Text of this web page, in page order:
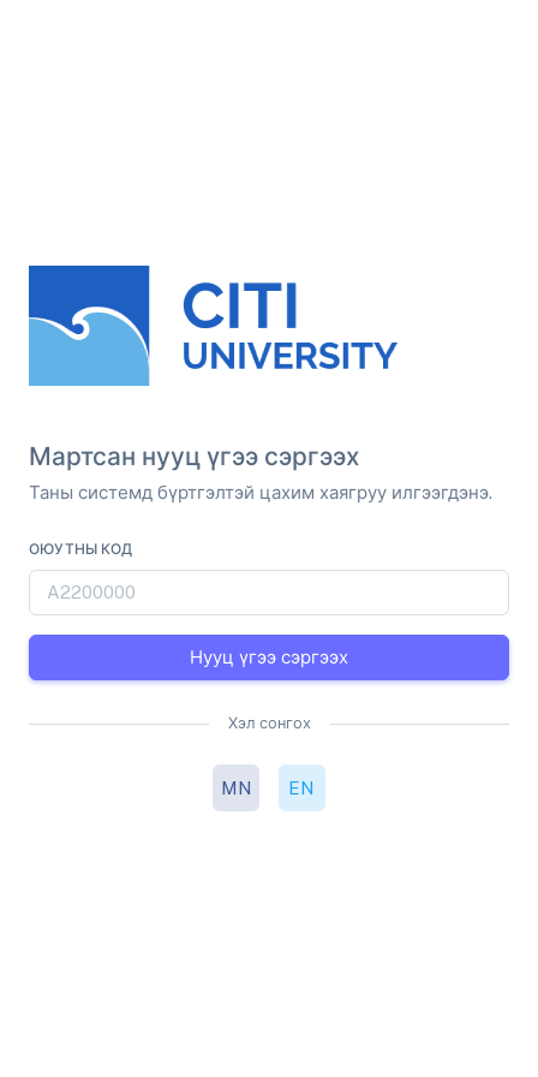
Мартсан нууц үгээ сэргээх
Таны системд бүртгэлтэй цахим хаягруу илгээгдэнэ.
ОЮУТНЫ КОД
Нууц үгээ сэргээх
Хэл сонгох
MN EN